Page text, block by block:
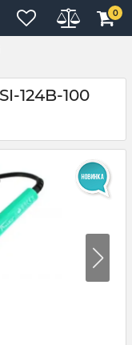
0
124B-100